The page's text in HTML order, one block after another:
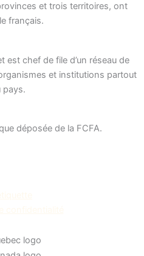
et trois territoires, ont
français.
est chef de file d’un réseau de
et institutions partout
pays.
déposée de la FCFA.